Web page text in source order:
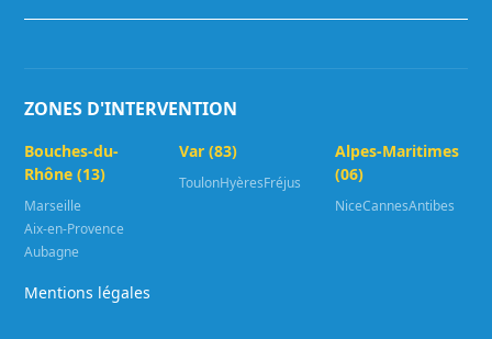
ZONES D'INTERVENTION
Bouches-du-
Rhône (13)
Marseille
Aix-en-Provence
Aubagne
Var (83)
ToulonHyèresFréjus
Alpes-Maritimes
(06)
NiceCannesAntibes
Mentions légales